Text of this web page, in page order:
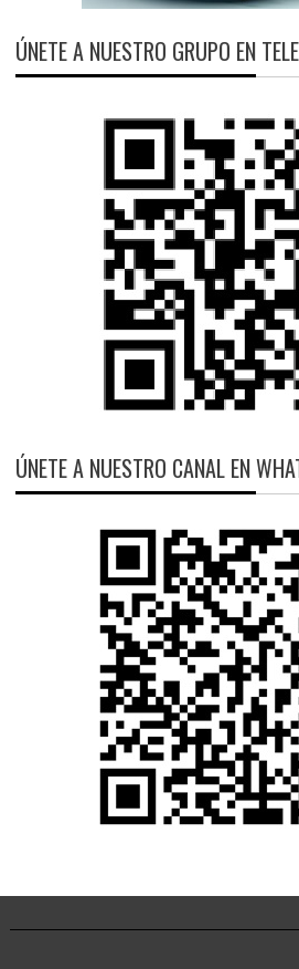
ÚNETE A NUESTRO GRUPO EN
ÚNETE A NUESTRO CANAL EN